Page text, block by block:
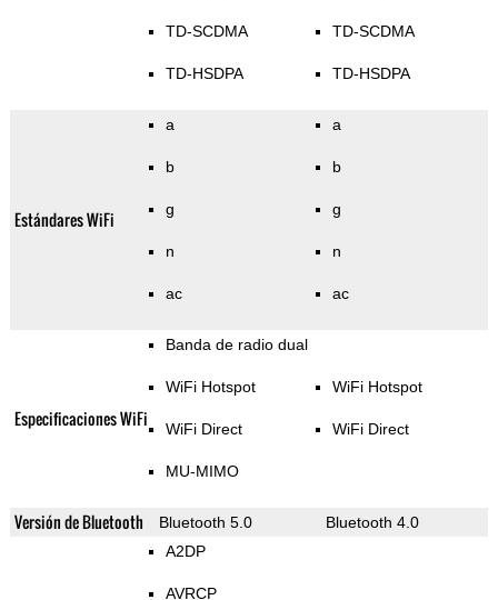
TD-SCDMA
TD-HSDPA
TD-SCDMA
TD-HSDPA
Estándares WiFi
a
b
g
n
ac
a
b
g
n
ac
Especificaciones WiFi
Banda de radio dual
WiFi Hotspot
WiFi Direct
MU-MIMO
WiFi Hotspot
WiFi Direct
Versión de Bluetooth Bluetooth 5.0 Bluetooth 4.0
A2DP
AVRCP